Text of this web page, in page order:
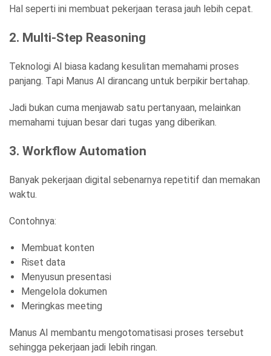
Hal seperti ini membuat pekerjaan terasa jauh lebih cepat.
2. Multi-Step Reasoning
Teknologi AI biasa kadang kesulitan memahami proses
panjang. Tapi Manus AI dirancang untuk berpikir bertahap.
Jadi bukan cuma menjawab satu pertanyaan, melainkan
memahami tujuan besar dari tugas yang diberikan.
3. Workflow Automation
Banyak pekerjaan digital sebenarnya repetitif dan memakan
waktu.
Contohnya:
Membuat konten
Riset data
Menyusun presentasi
Mengelola dokumen
Meringkas meeting
Manus AI membantu mengotomatisasi proses tersebut
sehingga pekerjaan jadi lebih ringan.